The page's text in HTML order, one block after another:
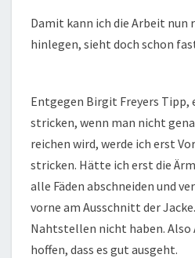
Damit kann ich die Arbeit
hinlegen, sieht doch schon
Entgegen Birgit Freyers Tipp,
stricken, wenn man nicht
reichen wird, werde ich erst
stricken. Hätte ich erst die
alle Fäden abschneiden und
vorne am Ausschnitt der
Nahtstellen nicht haben. Also
hoffen, dass es gut ausgeht.